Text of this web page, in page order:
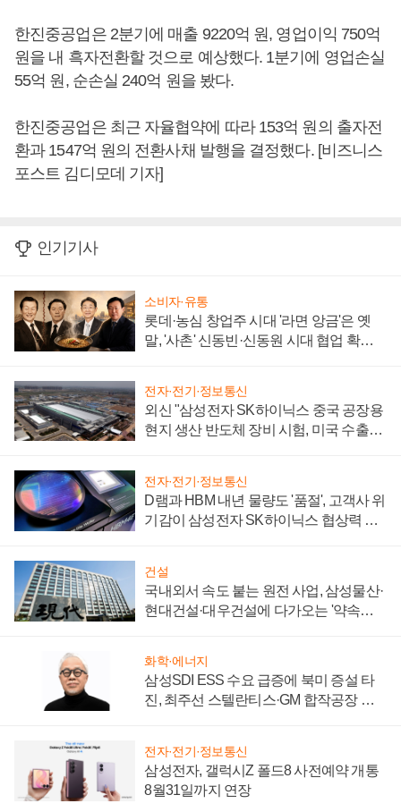
한진중공업은 2분기에 매출 9220억 원, 영업이익 750억
원을 내 흑자전환할 것으로 예상했다. 1분기에 영업손실
55억 원, 순손실 240억 원을 봤다.
한진중공업은 최근 자율협약에 따라 153억 원의 출자전
환과 1547억 원의 전환사채 발행을 결정했다. [비즈니스
포스트 김디모데 기자]
인기기사
소비자·유통
롯데·농심 창업주 시대 '라면 앙금'은 옛
말, '사촌' 신동빈·신동원 시대 협업 확대
전자·전기·정보통신
외신 "삼성전자 SK하이닉스 중국 공장용
현지 생산 반도체 장비 시험, 미국 수출통
전자·전기·정보통신
D램과 HBM 내년 물량도 '품절', 고객사 위
기감이 삼성전자 SK하이닉스 협상력 더
건설
국내외서 속도 붙는 원전 사업, 삼성물산·
현대건설·대우건설에 다가오는 '약속의
화학·에너지
삼성SDI ESS 수요 급증에 북미 증설 타
진, 최주선 스텔란티스·GM 합작공장 건
전자·전기·정보통신
삼성전자, 갤럭시Z 폴드8 사전예약 개통
8월31일까지 연장